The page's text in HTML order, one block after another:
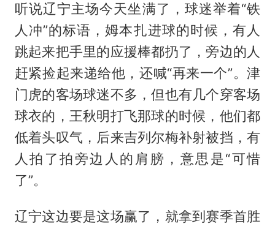
听说辽宁主场今天坐满了，球迷举着“铁
人冲”的标语，姆本扎进球的时候，有人
跳起来把手里的应援棒都扔了，旁边的人
赶紧捡起来递给他，还喊“再来一个”。津
门虎的客场球迷不多，但也有几个穿客场
球衣的，王秋明打飞那球的时候，他们都
低着头叹气，后来吉列尔梅补射被挡，有
人拍了拍旁边人的肩膀，意思是“可惜
了”。
辽宁这边要是这场赢了，就拿到赛季首胜